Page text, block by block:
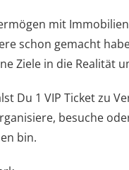
mit
schon gemacht
Ziele in die Realität
Du 1 VIP Ticket zu
besuche
bin.